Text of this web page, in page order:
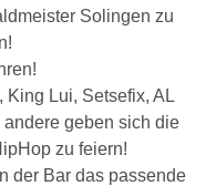
Solingen zu
King Lui, Setsefix, AL
geben sich die
zu feiern!
der Bar das passende